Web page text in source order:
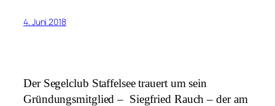
4. Juni 2018
Der Segelclub Staffelsee trauert um sein
Gründungsmitglied – Siegfried Rauch – der am